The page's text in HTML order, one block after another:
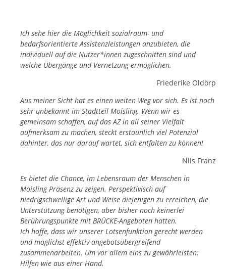
Ich sehe hier die Möglichkeit sozialraum- und
bedarfsorientierte Assistenzleistungen anzubieten, die
individuell auf die Nutzer*innen zugeschnitten sind und
welche Übergänge und Vernetzung ermöglichen.
Friederike Oldörp
Aus meiner Sicht hat es einen weiten Weg vor sich. Es ist noch
sehr unbekannt im Stadtteil Moisling. Wenn wir es
gemeinsam schaffen, auf das AZ in all seiner Vielfalt
aufmerksam zu machen, steckt erstaunlich viel Potenzial
dahinter, das nur darauf wartet, sich entfalten zu können!
Nils Franz
Es bietet die Chance, im Lebensraum der Menschen in
Moisling Präsenz zu zeigen. Perspektivisch auf
niedrigschwellige Art und Weise diejenigen zu erreichen, die
Unterstützung benötigen, aber bisher noch keinerlei
Berührungspunkte mit BRÜCKE-Angeboten hatten.
Ich hoffe, dass wir unserer Lotsenfunktion gerecht werden
und möglichst effektiv angebotsübergreifend
zusammenarbeiten. Um vor allem eins zu gewährleisten:
Hilfen wie aus einer Hand.